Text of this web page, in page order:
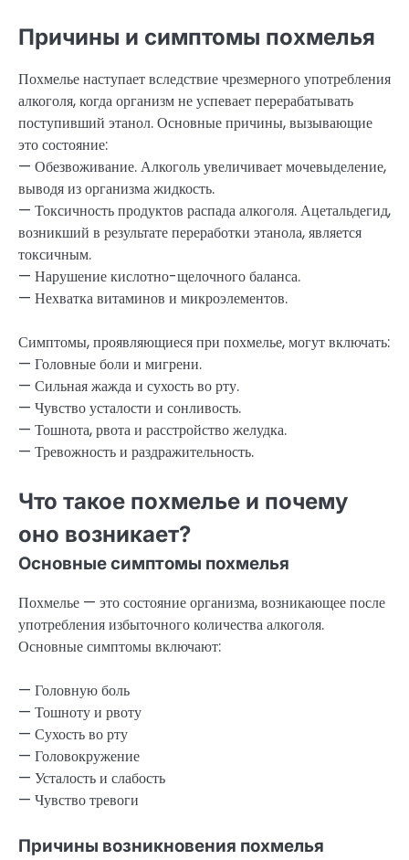
Причины и симптомы похмелья
Похмелье наступает вследствие чрезмерного употребления
алкоголя, когда организм не успевает перерабатывать
поступивший этанол. Основные причины, вызывающие
это состояние:
— Обезвоживание. Алкоголь увеличивает мочевыделение,
выводя из организма жидкость.
— Токсичность продуктов распада алкоголя. Ацетальдегид,
возникший в результате переработки этанола, является
токсичным.
— Нарушение кислотно-щелочного баланса.
— Нехватка витаминов и микроэлементов.
Симптомы, проявляющиеся при похмелье, могут включать:
— Головные боли и мигрени.
— Сильная жажда и сухость во рту.
— Чувство усталости и сонливость.
— Тошнота, рвота и расстройство желудка.
— Тревожность и раздражительность.
Что такое похмелье и почему
оно возникает?
Основные симптомы похмелья
Похмелье — это состояние организма, возникающее после
употребления избыточного количества алкоголя.
Основные симптомы включают:
— Головную боль
— Тошноту и рвоту
— Сухость во рту
— Головокружение
— Усталость и слабость
— Чувство тревоги
Причины возникновения похмелья